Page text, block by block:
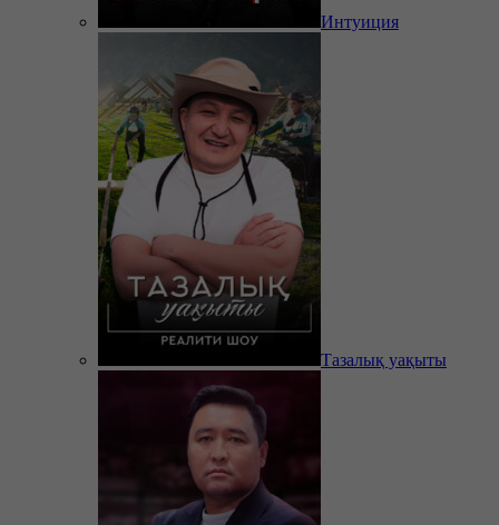
Интуиция
Тазалық уақыты